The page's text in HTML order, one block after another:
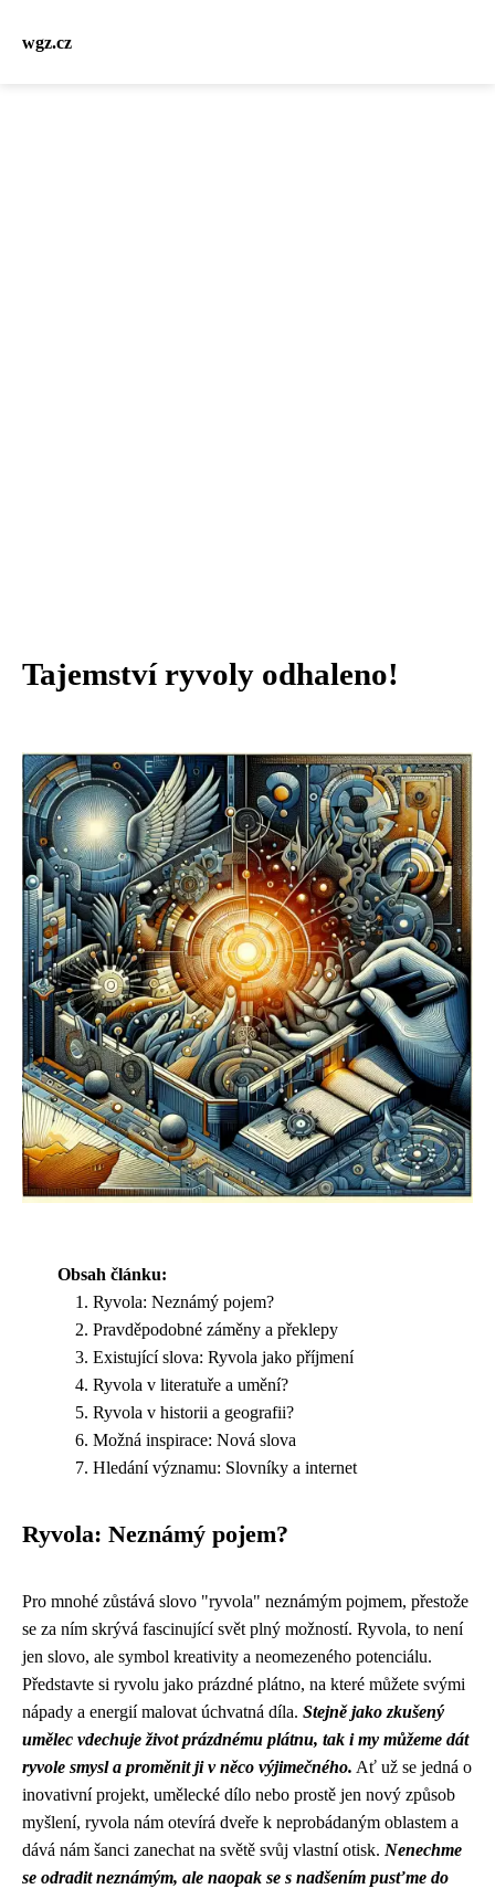
wgz.cz
Tajemství ryvoly odhaleno!
Obsah článku:
Ryvola: Neznámý pojem?
Pravděpodobné záměny a překlepy
Existující slova: Ryvola jako příjmení
Ryvola v literatuře a umění?
Ryvola v historii a geografii?
Možná inspirace: Nová slova
Hledání významu: Slovníky a internet
Ryvola: Neznámý pojem?
Pro mnohé zůstává slovo "ryvola" neznámým pojmem, přestože
se za ním skrývá fascinující svět plný možností. Ryvola, to není
jen slovo, ale symbol kreativity a neomezeného potenciálu.
Představte si ryvolu jako prázdné plátno, na které můžete svými
nápady a energií malovat úchvatná díla. Stejně jako zkušený
umělec vdechuje život prázdnému plátnu, tak i my můžeme dát
ryvole smysl a proměnit ji v něco výjimečného. Ať už se jedná o
inovativní projekt, umělecké dílo nebo prostě jen nový způsob
myšlení, ryvola nám otevírá dveře k neprobádaným oblastem a
dává nám šanci zanechat na světě svůj vlastní otisk. Nenechme
se odradit neznámým, ale naopak se s nadšením pusťme do